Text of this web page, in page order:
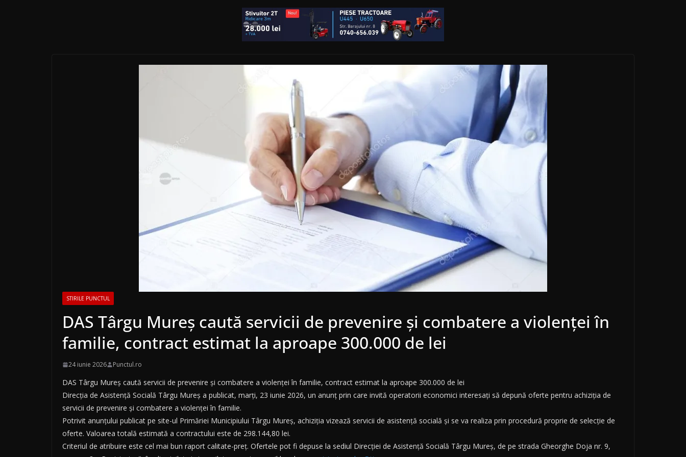
STIRILE PUNCTUL
DAS Târgu Mureș caută servicii de prevenire și combatere a violenței în
familie, contract estimat la aproape 300.000 de lei
24 iunie 2026 Punctul.ro
DAS Târgu Mureș caută servicii de prevenire și combatere a violenței în familie, contract estimat la aproape 300.000 de lei
Direcția de Asistență Socială Târgu Mureș a publicat, marți, 23 iunie 2026, un anunț prin care invită operatorii economici interesați să depună oferte pentru achiziția de
servicii de prevenire și combatere a violenței în familie.
Potrivit anunțului publicat pe site-ul Primăriei Municipiului Târgu Mureș, achiziția vizează servicii de asistență socială și se va realiza prin procedură proprie de selecție de
oferte. Valoarea totală estimată a contractului este de 298.144,80 lei.
Criteriul de atribuire este cel mai bun raport calitate-preț. Ofertele pot fi depuse la sediul Direcției de Asistență Socială Târgu Mureș, de pe strada Gheorghe Doja nr. 9,